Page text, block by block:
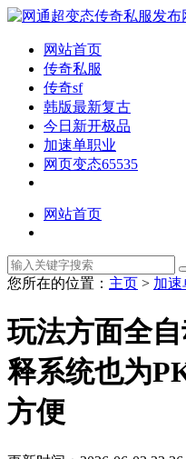
网站首页
传奇私服
传奇sf
韩版最新复古
今日新开极品
加速单职业
网页变态65535
网站首页
您所在的位置： 主页 > 加速
玩法方面全
释系统也为
方便